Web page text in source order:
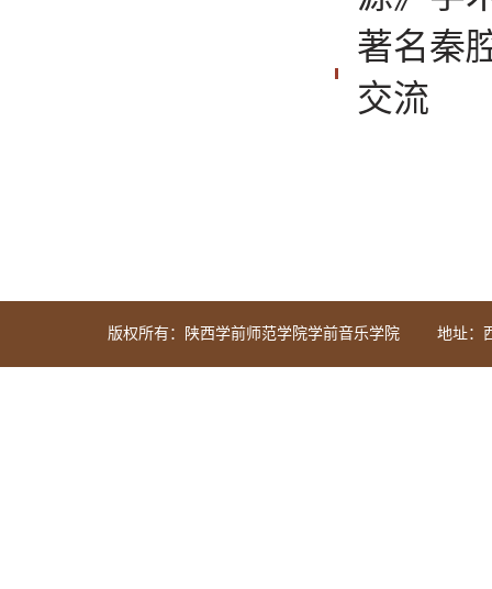
著名秦
交流
版权所有：陕西学前师范学院学前音乐学院 地址：